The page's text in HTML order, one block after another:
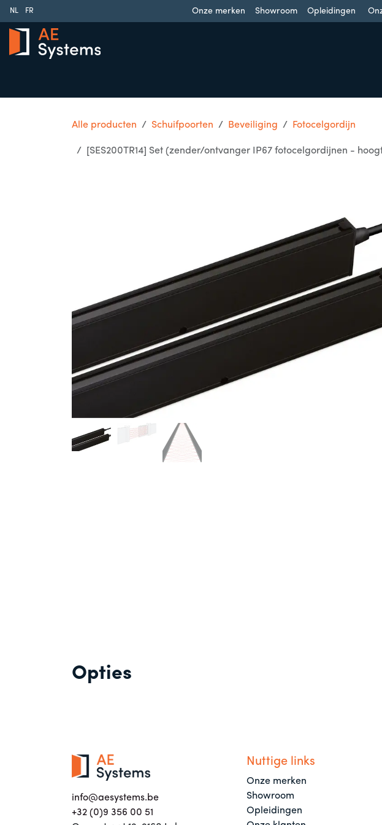
Overslaan naar inhoud
NL FR Onze merken Showroom Opleidingen
Alle producten Schuifpoorten Beveiliging Fotocelgordijn
[SES200TR14] Set (zender/ontvanger IP67 fotocelgordijnen -
Opties
info@aesystems.be
+32 (0)9 356 00 51
Nuttige links
Onze merken
Showroom
Opleidingen